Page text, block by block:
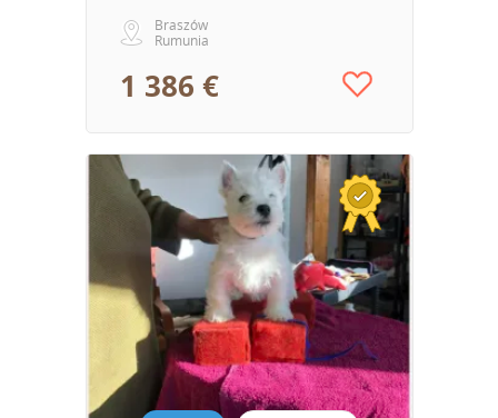
Braszów
Rumunia
1 386 €